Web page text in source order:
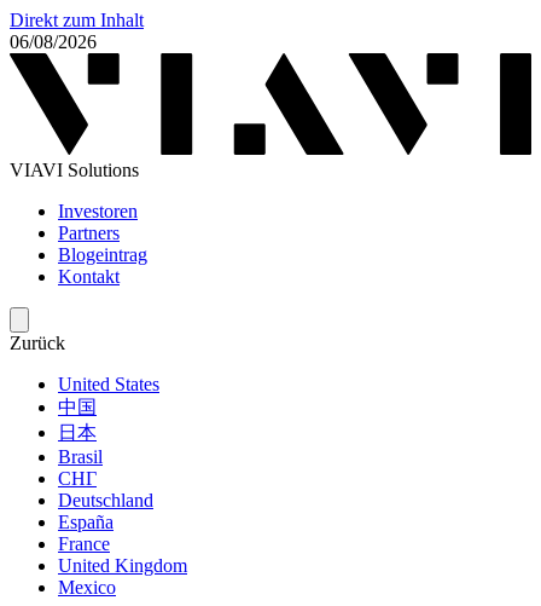
Direkt zum Inhalt
06/08/2026
VIAVI Solutions
Investoren
Partners
Blogeintrag
Kontakt
Zurück
United States
中国
日本
Brasil
СНГ
Deutschland
España
France
United Kingdom
Mexico